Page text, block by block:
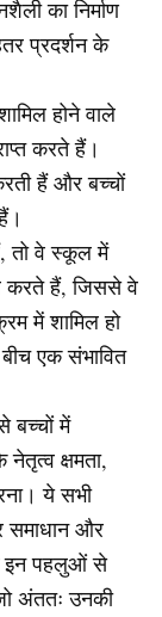
का निर्माण
प्रदर्शन के
होने वाले
करते हैं।
हैं और बच्चों
तो वे स्कूल में
करते हैं, जिससे वे
में शामिल हो
एक संभावित
बच्चों में
क्षमता,
ये सभी
समाधान और
इन पहलुओं से
अंततः उनकी